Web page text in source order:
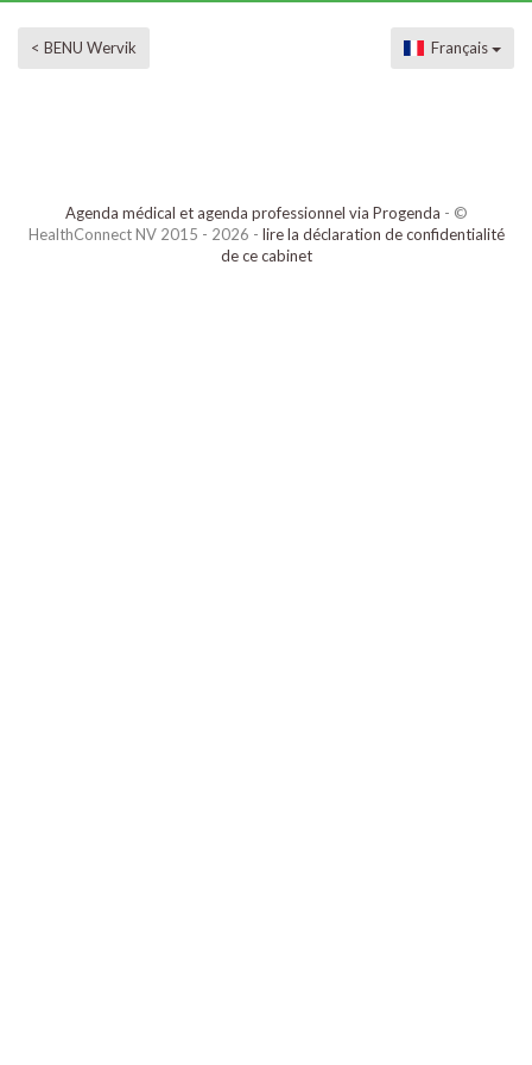
< BENU Wervik Français
Agenda médical et agenda professionnel via Progenda - ©
HealthConnect NV 2015 - 2026 - lire la déclaration de confidentialité
de ce cabinet